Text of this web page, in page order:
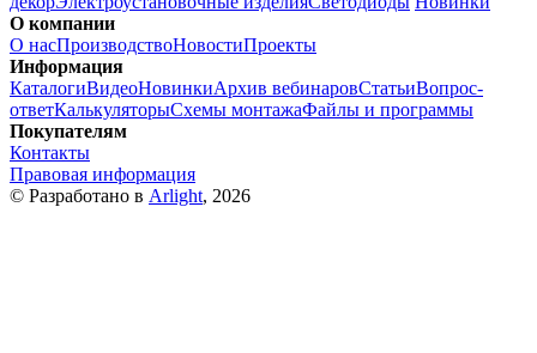
О компании
О насПроизводствоНовостиПроекты
Информация
КаталогиВидеоНовинкиАрхив вебинаровСтатьиВопрос-
ответКалькуляторыСхемы монтажаФайлы и программы
Покупателям
Контакты
Правовая информация
© Разработано в Arlight, 2026